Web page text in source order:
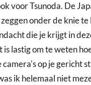
voor Tsunoda. De
onder de knie
die je krijgt in
lastig om te weten
camera's op je gericht
ik helemaal niet